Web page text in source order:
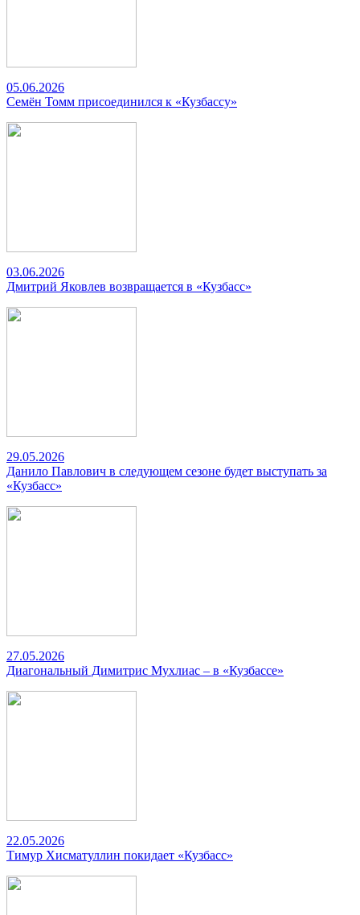
05.06.2026
Семён Томм присоединился к «Кузбассу»
03.06.2026
Дмитрий Яковлев возвращается в «Кузбасс»
29.05.2026
Данило Павлович в следующем сезоне будет выступать за
«Кузбасс»
27.05.2026
Диагональный Димитрис Мухлиас – в «Кузбассе»
22.05.2026
Тимур Хисматуллин покидает «Кузбасс»